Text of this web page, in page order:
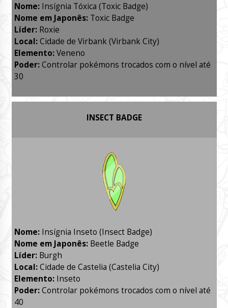
Nome:Insígnia Tóxica (Toxic Badge)
Nome em Japonês:Toxic Badge
Líder:Roxie
Local:Cidade de Virbank (Virbank City)
Elemento:Veneno
Poder:Controlar pokémons trocados com o nível até
30
INSECT BADGE
Nome:Insígnia Inseto (Insect Badge)
Nome em Japonês:Beetle Badge
Líder:Burgh
Local:Cidade de Castelia (Castelia City)
Elemento:Inseto
Poder:Controlar pokémons trocados com o nível até
40